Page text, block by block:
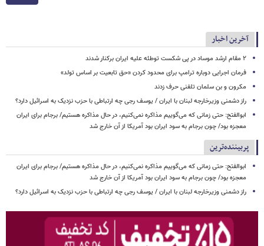
آخرین اخبار
۲ مقام‌ ارشد موساد در پی شکست توطئه علیه ایران برکنار شدند
فرمان اجرایی دوباره ترامپ برای محدود کردن «حق تابعیت بر اساس تولد»
مکرون و بن سلمان تلفنی حرف زدند
راز دشمنی وزیرخارجه لبنان با ایران / یوسف رجی چه ارتباطی با حزب نزدیک به اسرائیل دارد؟
ابوالفتح: حتی زمانی که می‌گوییم مذاکره نمی‌کنیم، در حال مذاکره هستیم/ برجام برای ایران
معجزه بود/ چون برجام به سود ایران بود آمریکا از آن خارج شد
پربیننده‌ترین
ابوالفتح: حتی زمانی که می‌گوییم مذاکره نمی‌کنیم، در حال مذاکره هستیم/ برجام برای ایران
معجزه بود/ چون برجام به سود ایران بود آمریکا از آن خارج شد
راز دشمنی وزیرخارجه لبنان با ایران / یوسف رجی چه ارتباطی با حزب نزدیک به اسرائیل دارد؟